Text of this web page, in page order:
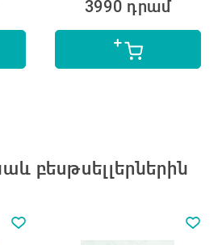
3990 դրամ
բեսթսելլերներին